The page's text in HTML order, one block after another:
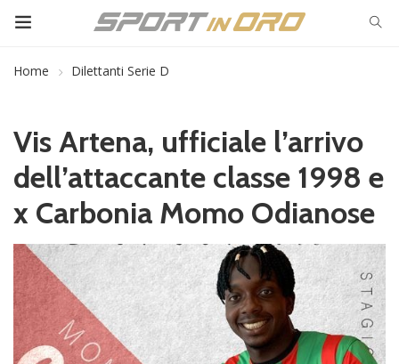
Home Dilettanti Serie D
Vis Artena, ufficiale l’arrivo
dell’attaccante classe 1998 e
x Carbonia Momo Odianose